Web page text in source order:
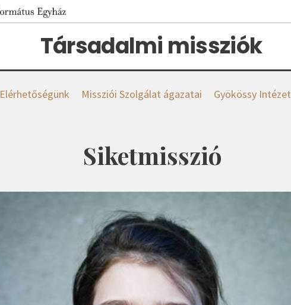
Társadalmi missziók
Elérhetőségünk Missziói Szolgálat ágazatai Gyökössy Intézet
Siketmisszió